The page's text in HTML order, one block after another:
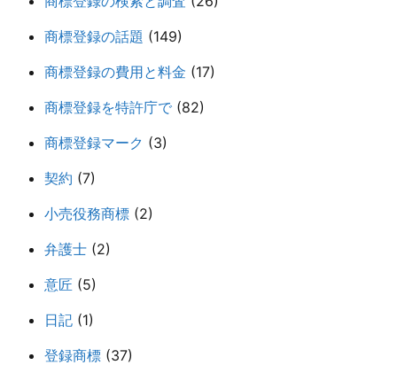
商標登録の話題 (149)
商標登録の費用と料金 (17)
商標登録を特許庁で (82)
商標登録マーク (3)
契約 (7)
小売役務商標 (2)
弁護士 (2)
意匠 (5)
日記 (1)
登録商標 (37)